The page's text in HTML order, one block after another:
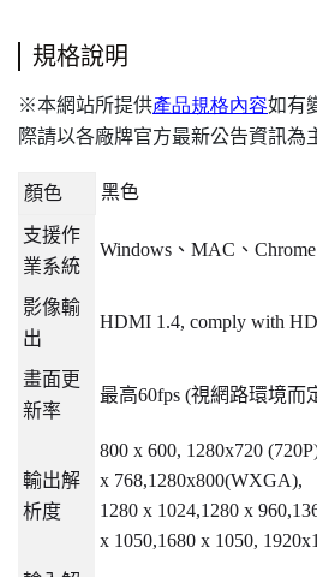
規格說明
※本網站所提供產品規格內容如有
際請以各廠牌官方最新公告資訊為
顏色 黑色
支援作
業系統
Windows 、 MAC 、 Chrome
影像輸
出
HDMI 1.4, comply with
畫面更
新率
最高60fps (視網路環境而
輸出解
析度
800 x 600, 1280x720
x 768,1280x800(WXGA),
1280 x 1024,1280 x
x 1050,1680 x 1050,